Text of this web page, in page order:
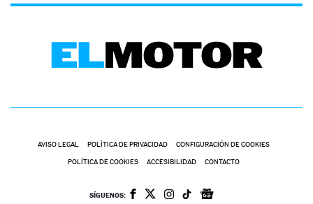
AVISO LEGAL POLÍTICA DE PRIVACIDAD CONFIGURACIÓN DE COOKIES
POLÍTICA DE COOKIES ACCESIBILIDAD CONTACTO
SÍGUENOS: